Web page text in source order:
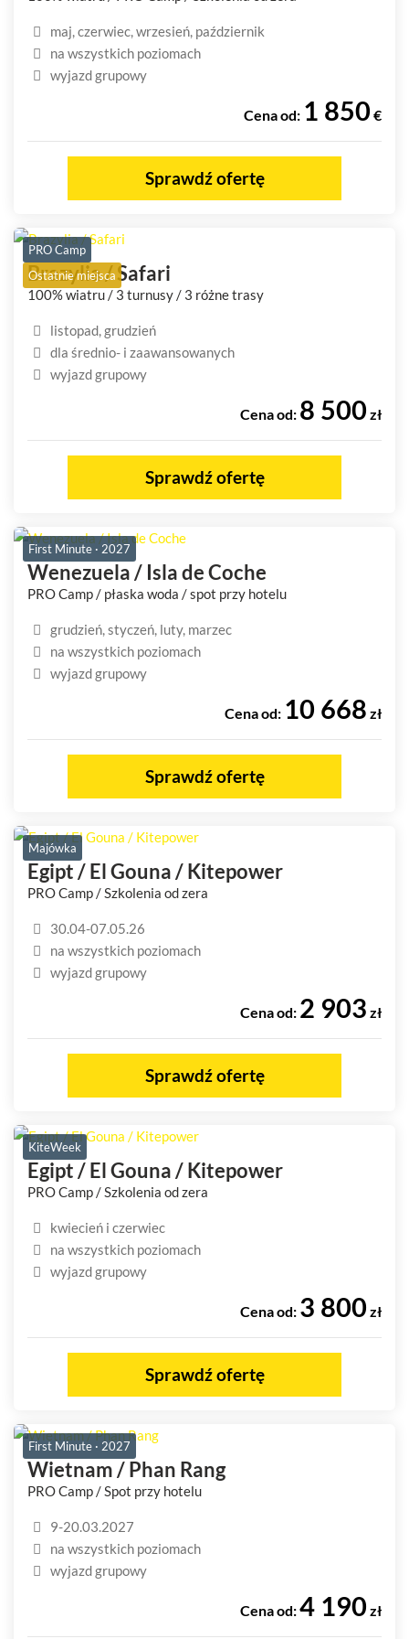
maj, czerwiec, wrzesień, październik
na wszystkich poziomach
wyjazd grupowy
Cena od: 1 850 €
Sprawdź ofertę
PRO Camp
Ostatnie miejsca
Brazylia / Safari
100% wiatru / 3 turnusy / 3 różne trasy
listopad, grudzień
dla średnio- i zaawansowanych
wyjazd grupowy
Cena od: 8 500 zł
Sprawdź ofertę
First Minute · 2027
Wenezuela / Isla de Coche
PRO Camp / płaska woda / spot przy hotelu
grudzień, styczeń, luty, marzec
na wszystkich poziomach
wyjazd grupowy
Cena od: 10 668 zł
Sprawdź ofertę
Majówka
Egipt / El Gouna / Kitepower
PRO Camp / Szkolenia od zera
30.04-07.05.26
na wszystkich poziomach
wyjazd grupowy
Cena od: 2 903 zł
Sprawdź ofertę
KiteWeek
Egipt / El Gouna / Kitepower
PRO Camp / Szkolenia od zera
kwiecień i czerwiec
na wszystkich poziomach
wyjazd grupowy
Cena od: 3 800 zł
Sprawdź ofertę
First Minute · 2027
Wietnam / Phan Rang
PRO Camp / Spot przy hotelu
9-20.03.2027
na wszystkich poziomach
wyjazd grupowy
Cena od:4 190 zł